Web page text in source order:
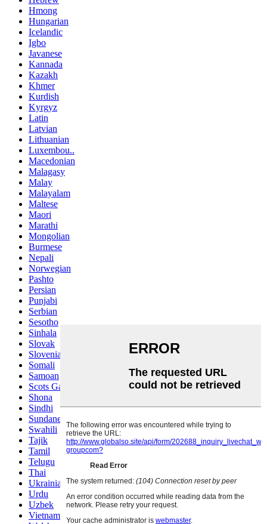
Hmong
Hungarian
Icelandic
Igbo
Javanese
Kannada
Kazakh
Khmer
Kurdish
Kyrgyz
Latin
Latvian
Lithuanian
Luxembou..
Macedonian
Malagasy
Malay
Malayalam
Maltese
Maori
Marathi
Mongolian
Burmese
Nepali
Norwegian
Pashto
Persian
Punjabi
Serbian
Sesotho
Sinhala
Slovak
Slovenian
Somali
Samoan
Scots Gaelic
Shona
Sindhi
Sundanese
Swahili
Tajik
Tamil
Telugu
Thai
Ukrainian
Urdu
Uzbek
Vietnamese